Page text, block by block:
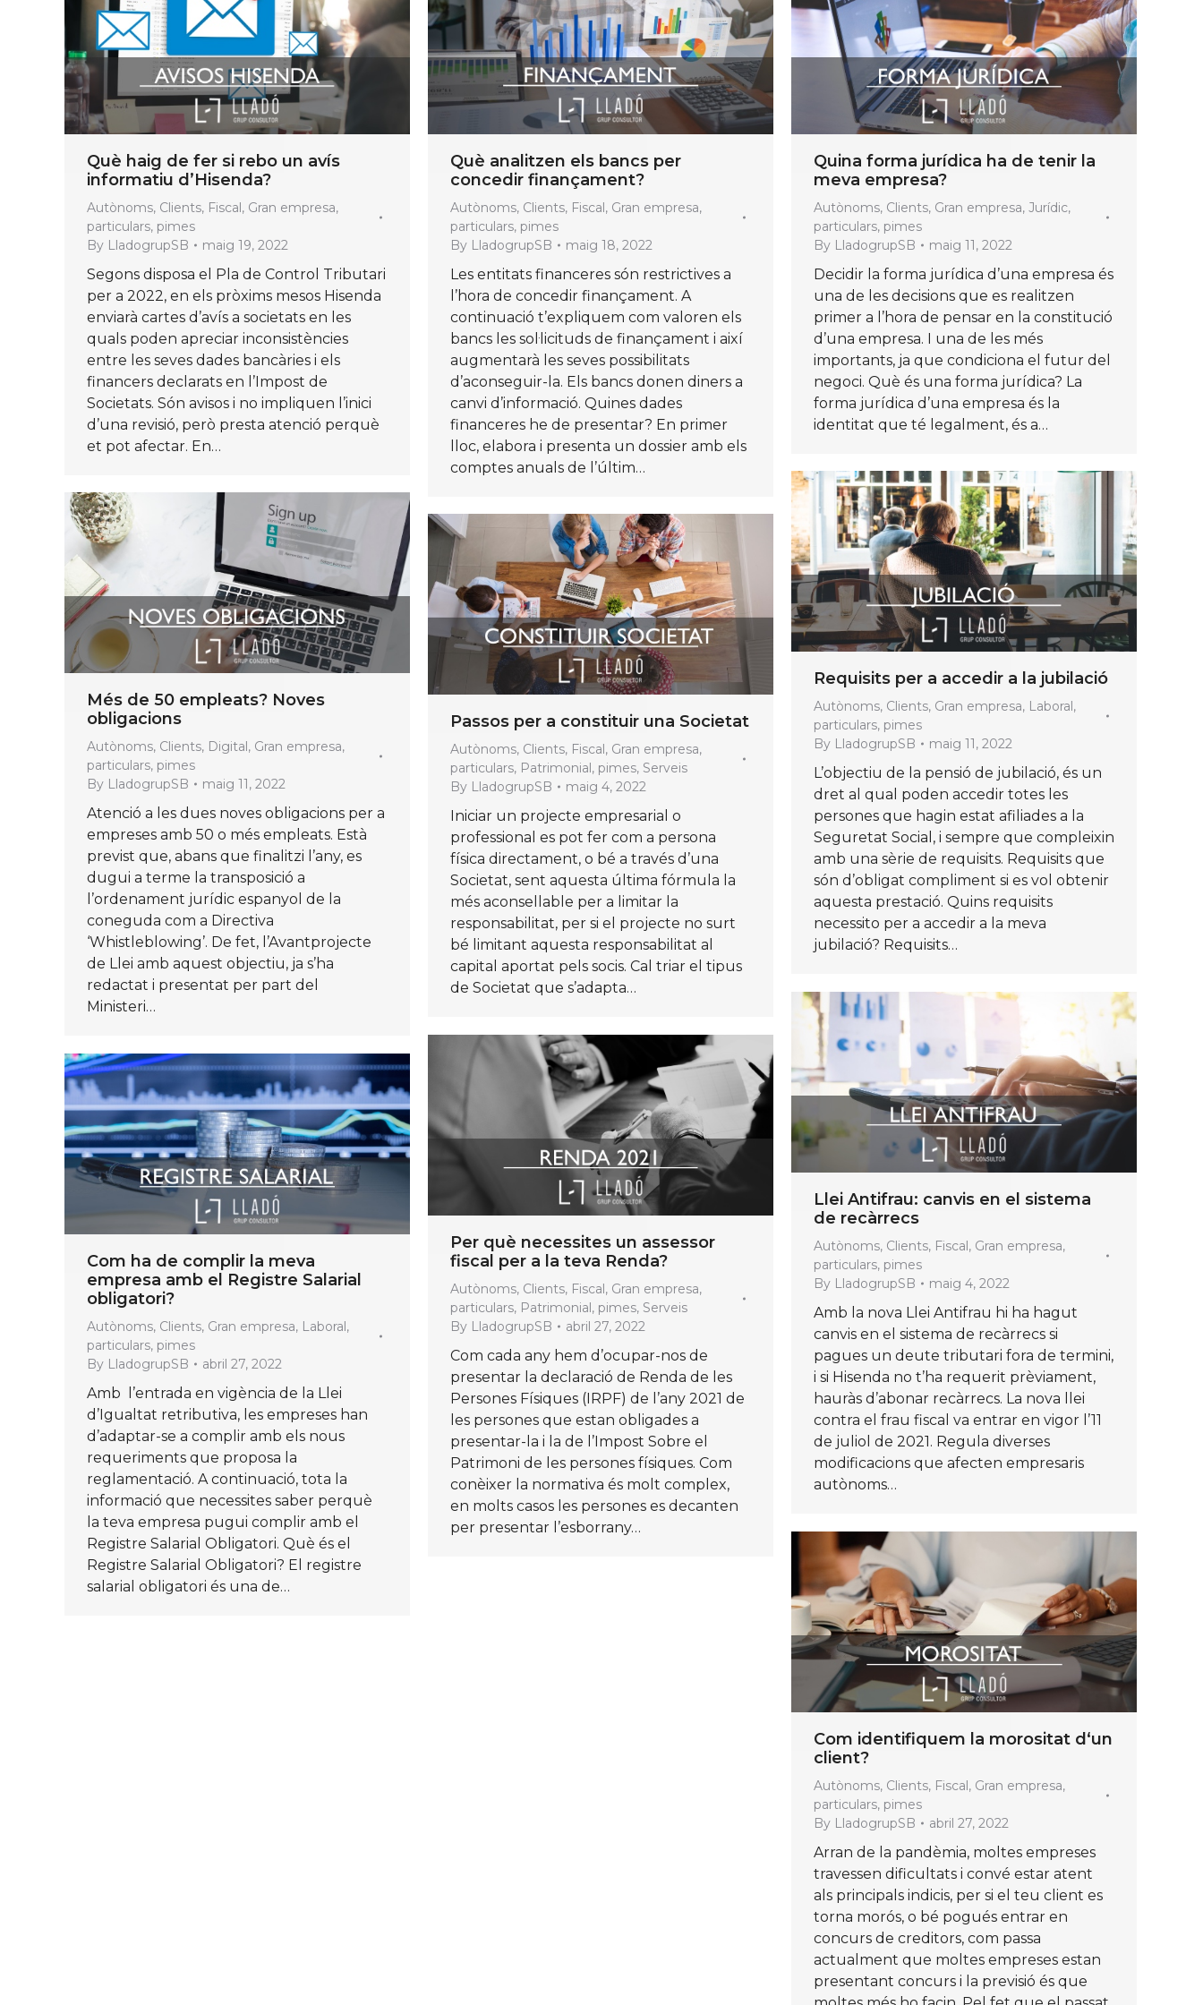
Què haig de fer si rebo un avís
informatiu d’Hisenda?
Autònoms, Clients, Fiscal, Gran empresa,
particulars, pimes
By LladogrupSB maig 19, 2022
Segons disposa el Pla de Control Tributari
per a 2022, en els pròxims mesos Hisenda
enviarà cartes d’avís a societats en les
quals poden apreciar inconsistències
entre les seves dades bancàries i els
financers declarats en l’Impost de
Societats. Són avisos i no impliquen l’inici
d’una revisió, però presta atenció perquè
et pot afectar. En…
Què analitzen els bancs per
concedir finançament?
Autònoms, Clients, Fiscal, Gran empresa,
particulars, pimes
By LladogrupSB maig 18, 2022
Les entitats financeres són restrictives a
l’hora de concedir finançament. A
continuació t’expliquem com valoren els
bancs les sol·licituds de finançament i així
augmentarà les seves possibilitats
d’aconseguir-la. Els bancs donen diners a
canvi d’informació. Quines dades
financeres he de presentar? En primer
lloc, elabora i presenta un dossier amb els
comptes anuals de l’últim…
Quina forma jurídica ha de tenir la
meva empresa?
Autònoms, Clients, Gran empresa, Jurídic,
particulars, pimes
By LladogrupSB maig 11, 2022
Decidir la forma jurídica d’una empresa és
una de les decisions que es realitzen
primer a l’hora de pensar en la constitució
d’una empresa. I una de les més
importants, ja que condiciona el futur del
negoci. Què és una forma jurídica? La
forma jurídica d’una empresa és la
identitat que té legalment, és a…
Requisits per a accedir a la jubilació
Autònoms, Clients, Gran empresa, Laboral,
particulars, pimes
By LladogrupSB maig 11, 2022
L’objectiu de la pensió de jubilació, és un
dret al qual poden accedir totes les
persones que hagin estat afiliades a la
Seguretat Social, i sempre que compleixin
amb una sèrie de requisits. Requisits que
són d’obligat compliment si es vol obtenir
aquesta prestació. Quins requisits
necessito per a accedir a la meva
jubilació? Requisits…
Més de 50 empleats? Noves
obligacions
Autònoms, Clients, Digital, Gran empresa,
particulars, pimes
By LladogrupSB maig 11, 2022
Atenció a les dues noves obligacions per a
empreses amb 50 o més empleats. Està
previst que, abans que finalitzi l’any, es
dugui a terme la transposició a
l’ordenament jurídic espanyol de la
coneguda com a Directiva
‘Whistleblowing’. De fet, l’Avantprojecte
de Llei amb aquest objectiu, ja s’ha
redactat i presentat per part del
Ministeri…
Passos per a constituir una Societat
Autònoms, Clients, Fiscal, Gran empresa,
particulars, Patrimonial, pimes, Serveis
By LladogrupSB maig 4, 2022
Iniciar un projecte empresarial o
professional es pot fer com a persona
física directament, o bé a través d’una
Societat, sent aquesta última fórmula la
més aconsellable per a limitar la
responsabilitat, per si el projecte no surt
bé limitant aquesta responsabilitat al
capital aportat pels socis. Cal triar el tipus
de Societat que s’adapta…
Llei Antifrau: canvis en el sistema
de recàrrecs
Autònoms, Clients, Fiscal, Gran empresa,
particulars, pimes
By LladogrupSB maig 4, 2022
Amb la nova Llei Antifrau hi ha hagut
canvis en el sistema de recàrrecs si
pagues un deute tributari fora de termini,
i si Hisenda no t’ha requerit prèviament,
hauràs d’abonar recàrrecs. La nova llei
contra el frau fiscal va entrar en vigor l’11
de juliol de 2021. Regula diverses
modificacions que afecten empresaris
autònoms…
Per què necessites un assessor
fiscal per a la teva Renda?
Autònoms, Clients, Fiscal, Gran empresa,
particulars, Patrimonial, pimes, Serveis
By LladogrupSB abril 27, 2022
Com cada any hem d’ocupar-nos de
presentar la declaració de Renda de les
Persones Físiques (IRPF) de l’any 2021 de
les persones que estan obligades a
presentar-la i la de l’Impost Sobre el
Patrimoni de les persones físiques. Com
conèixer la normativa és molt complex,
en molts casos les persones es decanten
per presentar l’esborrany…
Com ha de complir la meva
empresa amb el Registre Salarial
obligatori?
Autònoms, Clients, Gran empresa, Laboral,
particulars, pimes
By LladogrupSB abril 27, 2022
Amb l’entrada en vigència de la Llei
d’Igualtat retributiva, les empreses han
d’adaptar-se a complir amb els nous
requeriments que proposa la
reglamentació. A continuació, tota la
informació que necessites saber perquè
la teva empresa pugui complir amb el
Registre Salarial Obligatori. Què és el
Registre Salarial Obligatori? El registre
salarial obligatori és una de…
Com identifiquem la morositat d‘un
client?
Autònoms, Clients, Fiscal, Gran empresa,
particulars, pimes
By LladogrupSB abril 27, 2022
Arran de la pandèmia, moltes empreses
travessen dificultats i convé estar atent
als principals indicis, per si el teu client es
torna morós, o bé pogués entrar en
concurs de creditors, com passa
actualment que moltes empreses estan
presentant concurs i la previsió és que